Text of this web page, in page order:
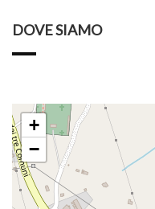
DOVE SIAMO
+
−